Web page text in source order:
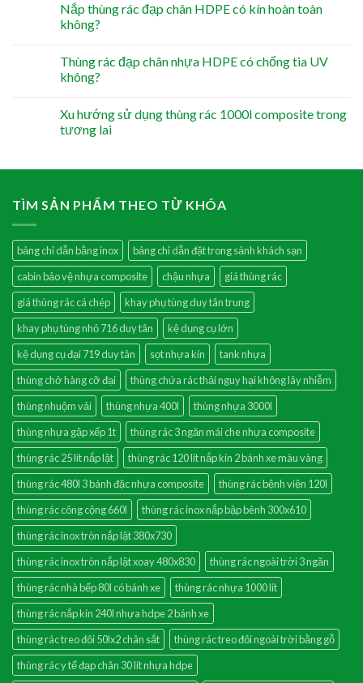
Nắp thùng rác đạp chân HDPE có kín hoàn toàn
không?
Thùng rác đạp chân nhựa HDPE có chống tia UV
không?
Xu hướng sử dụng thùng rác 1000l composite trong
tương lai
TÌM SẢN PHẨM THEO TỪ KHÓA
bảng chỉ dẫn bằng inox
bảng chỉ dẫn đặt trong sảnh khách sạn
cabin bảo vệ nhựa composite
chậu nhựa
giá thùng rác
giá thùng rác cá chép
khay phụ tùng duy tân trung
khay phụ tùng nhỏ 716 duy tân
kệ dụng cụ lớn
kệ dụng cụ đại 719 duy tân
sọt nhựa kín
tank nhựa
thùng chở hàng cỡ đại
thùng chứa rác thải nguy hại không lây nhiễm
thùng nhuộm vải
thùng nhựa 400l
thùng nhựa 3000l
thùng nhựa gập xếp 1t
thùng rác 3 ngăn mái che nhựa composite
thùng rác 25 lít nắp lật
thùng rác 120 lít nắp kín 2 bánh xe màu vàng
thùng rác 480l 3 bánh đặc nhựa composite
thùng rác bệnh viện 120l
thùng rác công cộng 660l
thùng rác inox nắp bập bênh 300x610
thùng rác inox tròn nắp lật 380x730
thùng rác inox tròn nắp lật xoay 480x830
thùng rác ngoài trời 3 ngăn
thùng rác nhà bếp 80l có bánh xe
thùng rác nhựa 1000 lít
thùng rác nắp kín 240l nhựa hdpe 2 bánh xe
thùng rác treo đôi 50lx2 chân sắt
thùng rác treo đôi ngoài trời bằng gỗ
thùng rác y tế đạp chân 30 lít nhựa hdpe